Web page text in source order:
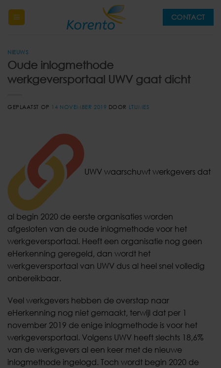
naar
CONTACT
NIEUWS
Oude inlogmethode
werkgeversportaal UWV gaat dicht
GEPLAATST OP 14 NOVEMBER 2019 DOOR LTIJMES
UWV waarschuwt werkgevers dat
al begin 2020 de eerste organisaties worden
afgesloten van de oude inlogmethode voor het
werkgeversportaal. Heeft een organisatie nog geen
eHerkenning geregeld, dan wordt het
werkgeversportaal van UWV dus al heel snel volledig
onbereikbaar.
Veel werkgevers hebben de overstap naar
eHerkenning nog niet gemaakt, terwijl dat per 1
november 2019 de enige inlogmethode is voor het
werkgeversportaal. Volgens UWV heeft slechts 18,6%
van de werkgevers al een keer met de nieuwe
inlogmethode ingelogd. Toch wordt begin 2020 de